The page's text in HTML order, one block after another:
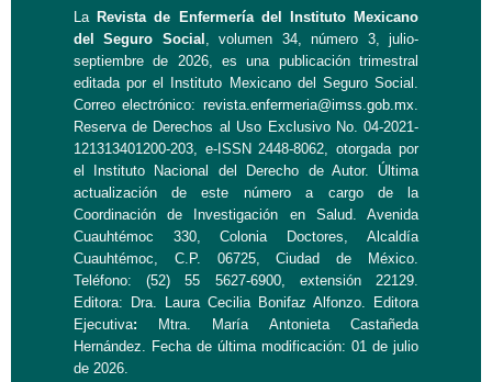
La Revista de Enfermería del Instituto Mexicano
del Seguro Social , volumen 34, número 3, julio-
septiembre de 2026, es una publicación trimestral
editada por el Instituto Mexicano del Seguro Social.
Correo electrónico:revista.enfermeria@imss.gob.mx.
Reserva de Derechos al Uso Exclusivo No. 04-2021-
121313401200-203, e-ISSN 2448-8062, otorgada por
el Instituto Nacional del Derecho de Autor. Última
actualización de este número a cargo de la
Coordinación de Investigación en Salud. Avenida
Cuauhtémoc 330, Colonia Doctores, Alcaldía
Cuauhtémoc, C.P. 06725, Ciudad de México.
Teléfono: (52) 55 5627-6900, extensión 22129.
Editora: Dra. Laura Cecilia Bonifaz Alfonzo. Editora
Ejecutiva: Mtra. María Antonieta Castañeda
Hernández. Fecha de última modificación: 01 de julio
de 2026.